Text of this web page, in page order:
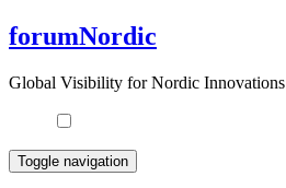
forumNordic
Global Visibility for Nordic Innovations
Toggle navigation